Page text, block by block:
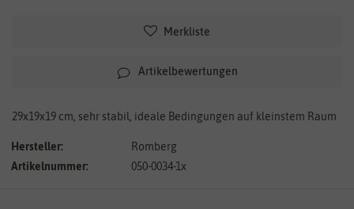
Merkliste
Artikelbewertungen
29x19x19 cm, sehr stabil, ideale Bedingungen auf kleinstem Raum
Hersteller:
Romberg
Artikelnummer:
050-0034-1x